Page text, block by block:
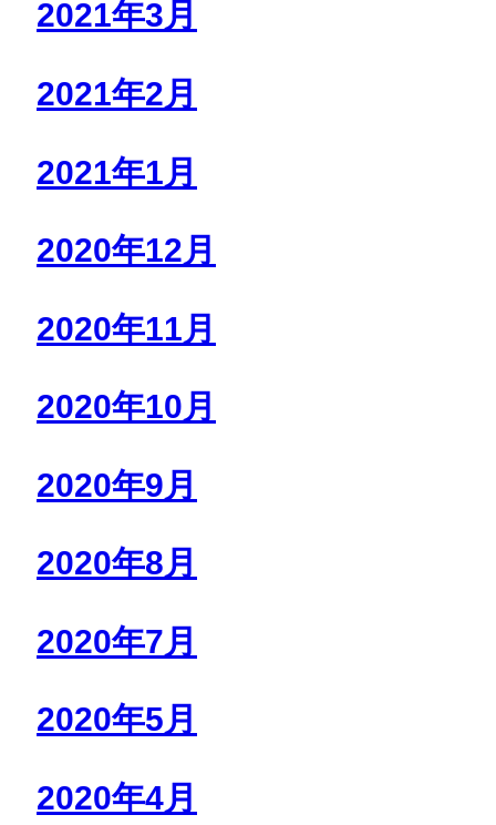
2021年3月
2021年2月
2021年1月
2020年12月
2020年11月
2020年10月
2020年9月
2020年8月
2020年7月
2020年5月
2020年4月